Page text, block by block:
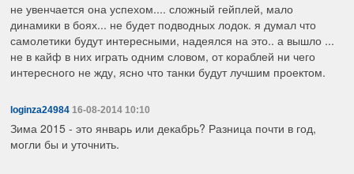
не увенчается она успехом.... сложный гейплей, мало
динамики в боях... не будет подводных лодок. я думал что
самолетики будут интересными, надеялся на это.. а вышло ...
не в кайф в них играть одним словом, от кораблей ни чего
интересного не жду, ясно что танки будут лучшим проектом.
loginza24984 16-08-2014 10:10
Зима 2015 - это январь или декабрь? Разница почти в год,
могли бы и уточнить.